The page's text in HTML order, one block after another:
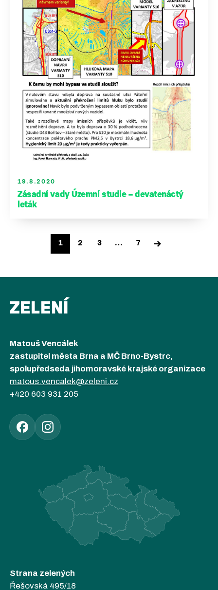
19.8.2020
Zásadní vady Územní studie – devatenáctý
leták
Stránkování
1 2 3 … 7 →
ZELENÍ
Matouš Vencálek
zastupitel města Brna a MČ Brno-Bystrc,
spolupředseda jihomoravské krajské organizace
matous.vencalek@zeleni.cz
+420 603 931 205
Strana zelených
Řešovská 495/18